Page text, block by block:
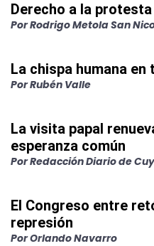
Derecho a la
PorRodrigo Metola San
La chispa humana
PorRubén Valle
La visita papal
esperanza común
PorRedacción Diario de
El Congreso entre
represión
PorOrlando Navarro